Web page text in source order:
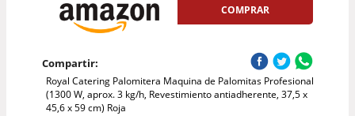
COMPRAR
Compartir:
Royal Catering Palomitera Maquina de Palomitas Profesional
(1300 W, aprox. 3 kg/h, Revestimiento antiadherente, 37,5 x
45,6 x 59 cm) Roja